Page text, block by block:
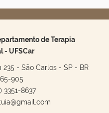
de Terapia
- UFSCar
235 - São Carlos - SP - BR
905
3351-8637